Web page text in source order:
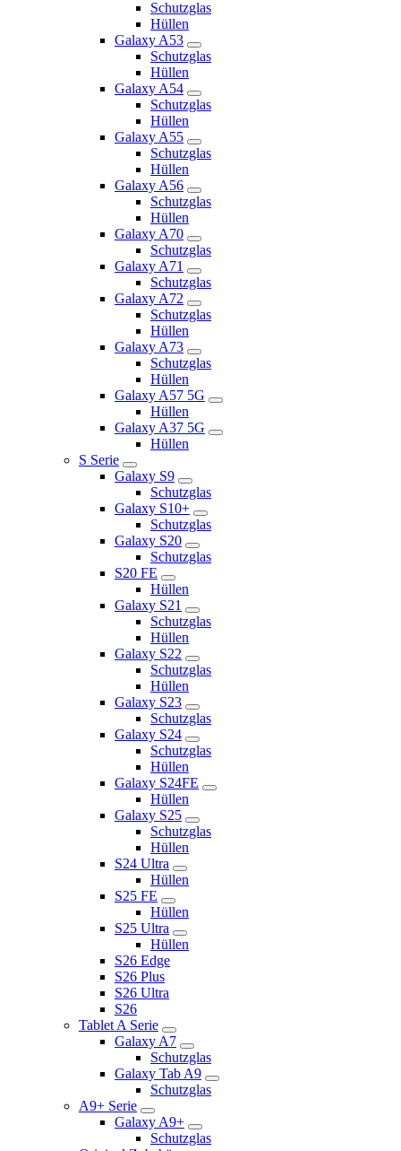
Schutzglas
Hüllen
Galaxy A53
Schutzglas
Hüllen
Galaxy A54
Schutzglas
Hüllen
Galaxy A55
Schutzglas
Hüllen
Galaxy A56
Schutzglas
Hüllen
Galaxy A70
Schutzglas
Galaxy A71
Schutzglas
Galaxy A72
Schutzglas
Hüllen
Galaxy A73
Schutzglas
Hüllen
Galaxy A57 5G
Hüllen
Galaxy A37 5G
Hüllen
S Serie
Galaxy S9
Schutzglas
Galaxy S10+
Schutzglas
Galaxy S20
Schutzglas
S20 FE
Hüllen
Galaxy S21
Schutzglas
Hüllen
Galaxy S22
Schutzglas
Hüllen
Galaxy S23
Schutzglas
Galaxy S24
Schutzglas
Hüllen
Galaxy S24FE
Hüllen
Galaxy S25
Schutzglas
Hüllen
S24 Ultra
Hüllen
S25 FE
Hüllen
S25 Ultra
Hüllen
S26 Edge
S26 Plus
S26 Ultra
S26
Tablet A Serie
Galaxy A7
Schutzglas
Galaxy Tab A9
Schutzglas
A9+ Serie
Galaxy A9+
Schutzglas